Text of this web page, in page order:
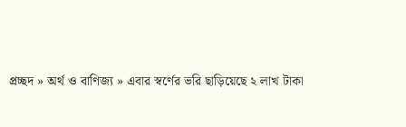
প্রচ্ছদ»অর্থ ও বাণিজ্য»এবার স্বর্ণের ভরি ছাড়িয়েছে ২ লাখ টাকা